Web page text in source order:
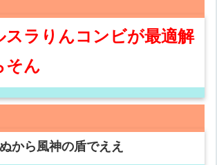
スラりんコンビが最適解
そん
から風神の盾でええ